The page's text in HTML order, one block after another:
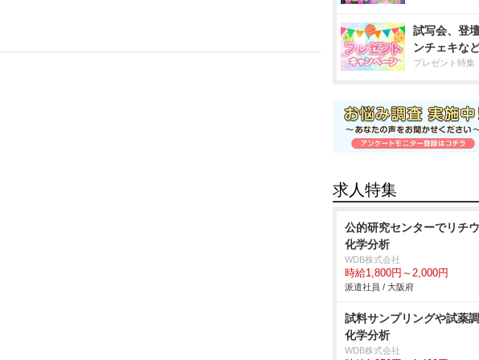
試写会、登
ンチェキな
プレゼント特集
求人特集
公的研究センターでリチ
化学分析
WDB株式会社
時給1,800円～2,000円
派遣社員 / 大阪府
試料サンプリングや試薬
化学分析
WDB株式会社